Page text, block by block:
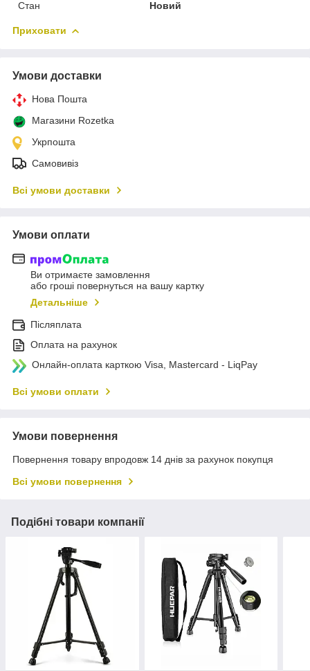
Стан Новий
Приховати
Умови доставки
Нова Пошта
Магазини Rozetka
Укрпошта
Самовивіз
Всі умови доставки
Умови оплати
Ви отримаєте замовлення
або гроші повернуться на вашу картку
Детальніше
Післяплата
Оплата на рахунок
Онлайн-оплата карткою Visa, Mastercard - LiqPay
Всі умови оплати
Умови повернення
Повернення товару впродовж 14 днів за рахунок покупця
Всі умови повернення
Подібні товари компанії